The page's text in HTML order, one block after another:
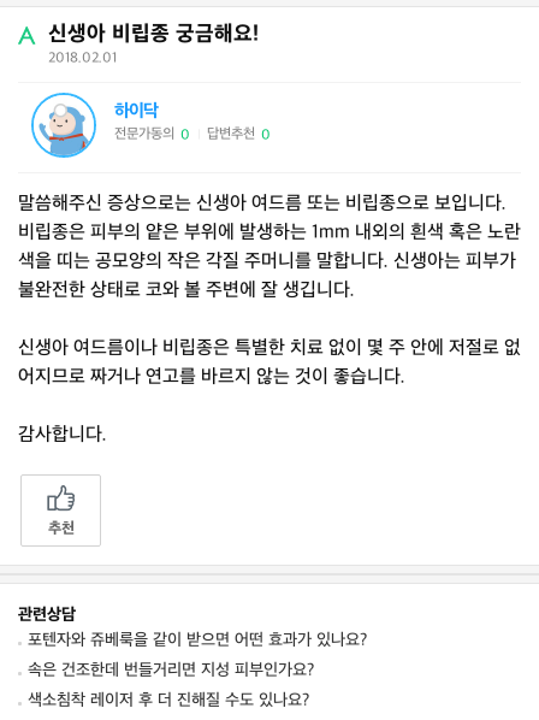
신생아 비립종 궁금해요!
2018.02.01
하이닥
전문가동의 0 답변추천 0
말씀해주신 증상으로는 신생아 여드름 또는 비립종으로 보입니다.
비립종은 피부의 얕은 부위에 발생하는 1mm 내외의 흰색 혹은 노란
색을 띠는 공모양의 작은 각질 주머니를 말합니다. 신생아는 피부가
불완전한 상태로 코와 볼 주변에 잘 생깁니다.
신생아 여드름이나 비립종은 특별한 치료 없이 몇 주 안에 저절로 없
어지므로 짜거나 연고를 바르지 않는 것이 좋습니다.
감사합니다.
추천
관련상담
포텐자와 쥬베룩을 같이 받으면 어떤 효과가 있나요?
속은 건조한데 번들거리면 지성 피부인가요?
색소침착 레이저 후 더 진해질 수도 있나요?